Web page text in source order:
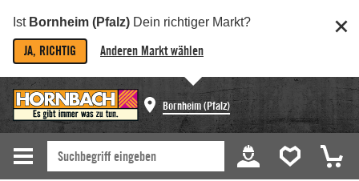
Ist Bornheim (Pfalz) Dein richtiger Markt?
JA, RICHTIG Anderen Markt wählen
Bornheim (Pfalz)